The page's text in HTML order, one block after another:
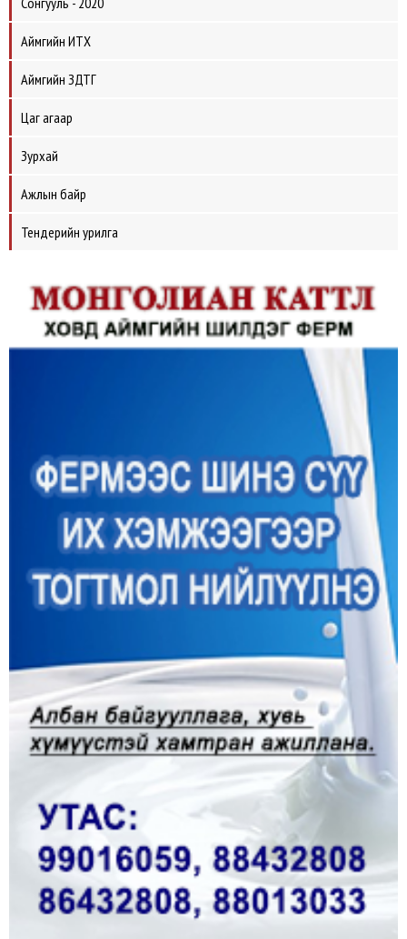
Аймгийн ИТХ
Аймгийн ЗДТГ
Цаг агаар
Зурхай
Ажлын байр
Тендерийн урилга